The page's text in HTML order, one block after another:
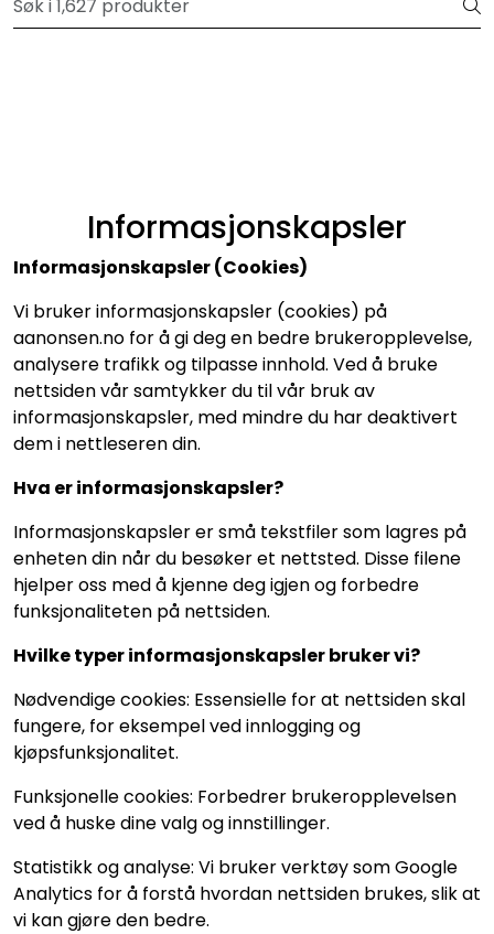
Skip to main contentVelkommen til vår forhandlerportal
Informasjonskapsler
Informasjonskapsler (Cookies)
Vi bruker informasjonskapsler (cookies) på
aanonsen.no for å gi deg en bedre brukeropplevelse,
analysere trafikk og tilpasse innhold. Ved å bruke
nettsiden vår samtykker du til vår bruk av
informasjonskapsler, med mindre du har deaktivert
dem i nettleseren din.
Hva er informasjonskapsler?
Informasjonskapsler er små tekstfiler som lagres på
enheten din når du besøker et nettsted. Disse filene
hjelper oss med å kjenne deg igjen og forbedre
funksjonaliteten på nettsiden.
Hvilke typer informasjonskapsler bruker vi?
Nødvendige cookies: Essensielle for at nettsiden skal
fungere, for eksempel ved innlogging og
kjøpsfunksjonalitet.
Funksjonelle cookies: Forbedrer brukeropplevelsen
ved å huske dine valg og innstillinger.
Statistikk og analyse: Vi bruker verktøy som Google
Analytics for å forstå hvordan nettsiden brukes, slik at
vi kan gjøre den bedre.
Nyheter og info